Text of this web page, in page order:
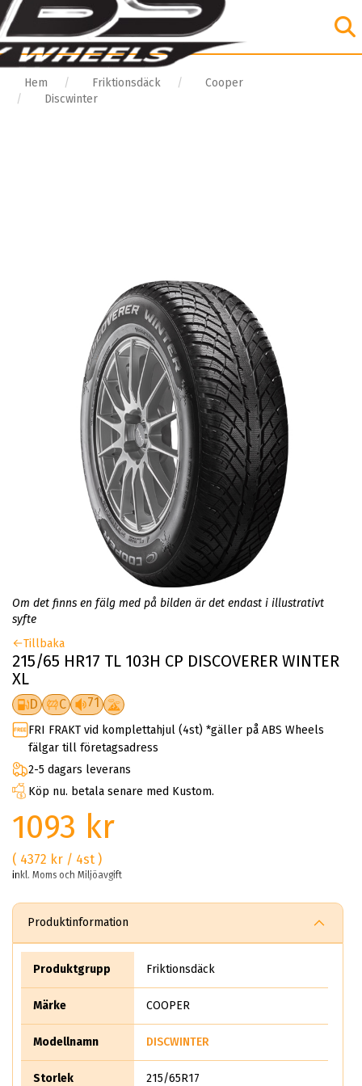
Hem Friktionsdäck
Cooper
Discwinter
Om det finns en fälg med på bilden är det endast i illustrativt
syfte
Tillbaka
215/65 HR17 TL 103H CP DISCOVERER WINTER
XL
D C 71
FRI FRAKT vid komplettahjul (4st) *gäller på ABS Wheels
fälgar till företagsadress
2-5 dagars leverans
Köp nu. betala senare med Kustom.
1093 kr
( 4372 kr / 4st )
inkl. Moms och Miljöavgift
Produktinformation
Produktgrupp Friktionsdäck
Märke COOPER
Modellnamn DISCWINTER
Storlek 215/65R17